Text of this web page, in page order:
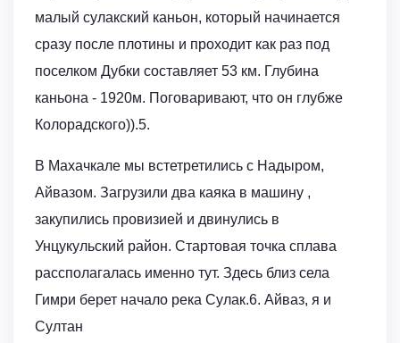
малый сулакский каньон, который начинается
сразу после плотины и проходит как раз под
поселком Дубки составляет 53 км. Глубина
каньона - 1920м. Поговаривают, что он глубже
Колорадского)).5.
В Махачкале мы встетретились с Надыром,
Айвазом. Загрузили два каяка в машину ,
закупились провизией и двинулись в
Унцукульский район. Стартовая точка сплава
рассполагалась именно тут. Здесь близ села
Гимри берет начало река Сулак.6. Айваз, я и
Султан